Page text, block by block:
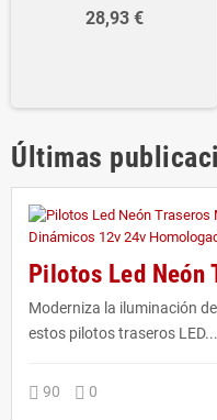
28,93 €
Últimas
Moderniza la iluminación
estos pilotos traseros LED...
90 0